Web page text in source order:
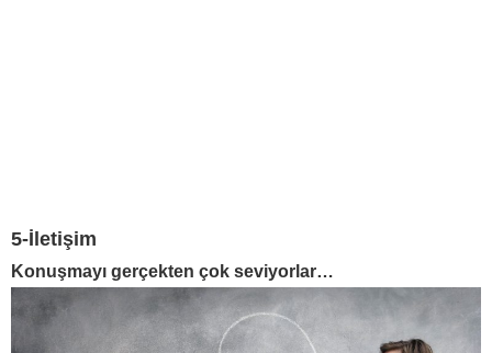
5-İletişim
Konuşmayı gerçekten çok seviyorlar…